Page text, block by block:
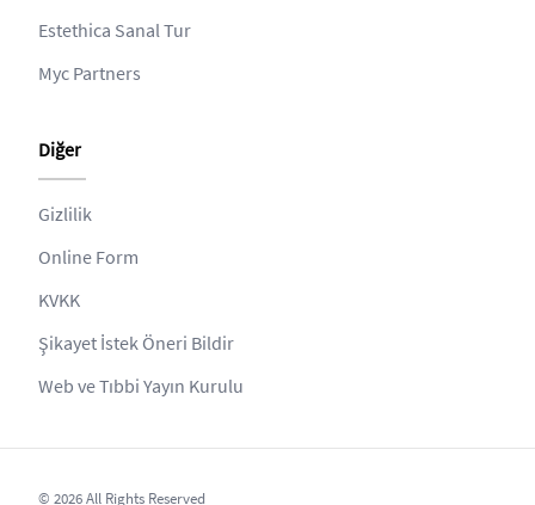
Estethica Sanal Tur
Myc Partners
Diğer
Gizlilik
Online Form
KVKK
Şikayet İstek Öneri Bildir
Web ve Tıbbi Yayın Kurulu
© 2026 All Rights Reserved